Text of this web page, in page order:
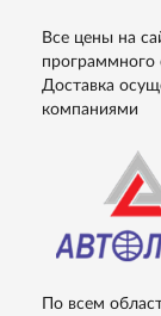
Все цены на
программного
Доставка
компаниями
По всем